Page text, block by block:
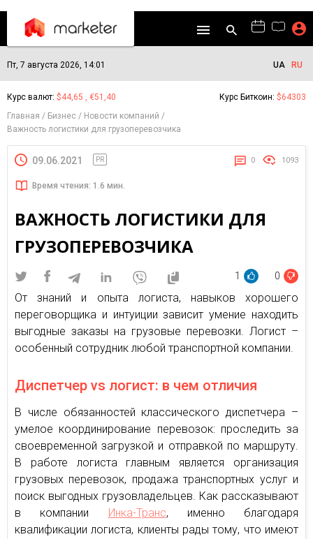
Пт, 7 августа 2026, 14:01 UA RU
Курс валют: $44,65 , €51,40 Курс Биткоин: $64303
Главная
Бизнес
Новости компаний
Важность логистики для грузоперевозчика
09.06.2021 PR 0 1093
Время чтения: 1.6 мин.
ВАЖНОСТЬ ЛОГИСТИКИ ДЛЯ
ГРУЗОПЕРЕВОЗЧИКА
1 0
От знаний и опыта логиста, навыков хорошего
переговорщика и интуиции зависит умение находить
выгодные заказы на грузовые перевозки. Логист –
особенный сотрудник любой транспортной компании.
Диспетчер vs логист: в чем отличия
В числе обязанностей классического диспетчера –
умелое координирование перевозок: проследить за
своевременной загрузкой и отправкой по маршруту.
В работе логиста главным является организация
грузовых перевозок, продажа транспортных услуг и
поиск выгодных грузовладельцев. Как рассказывают
в компании Инка-Транс, именно благодаря
квалификации логиста, клиенты рады тому, что имеют